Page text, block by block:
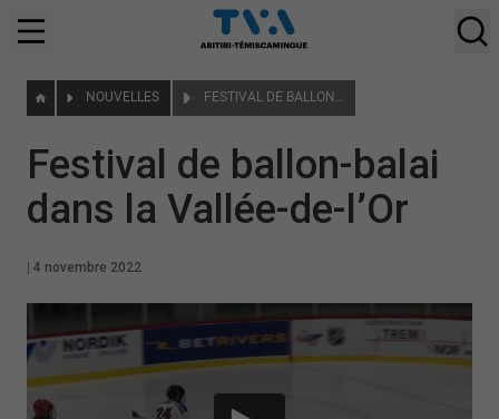
NOUVELLES FESTIVAL DE BALLON-BALAI DANS LA VALLÉE-DE-L’OR
Festival de ballon-balai
dans la Vallée-de-l’Or
4 novembre 2022